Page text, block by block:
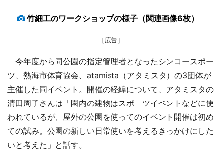
竹細工のワークショップの様子（関連画像6枚）
［広告］
今年度から同公園の指定管理者となったシンコースポー
ツ、熱海市体育協会、atamista（アタミスタ）の3団体が
主催した同イベント。開催の経緯について、アタミスタの
清田周子さんは「園内の建物はスポーツイベントなどに使
われているが、屋外の公園を使ってのイベント開催は初め
ての試み。公園の新しい日常使いを考えるきっかけにした
いと考えた」と話す。